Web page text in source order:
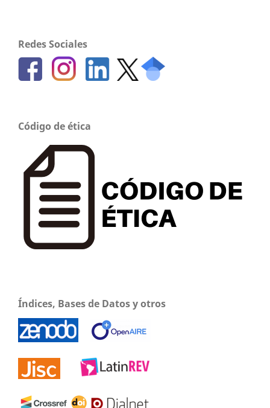
Redes Sociales
Código de ética
Índices, Bases de Datos y otros